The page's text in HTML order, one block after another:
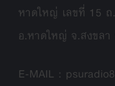
หาดใหญ่ เลขที่ 15
อ.หาดใหญ่ จ.สงขลา
E-MAIL :